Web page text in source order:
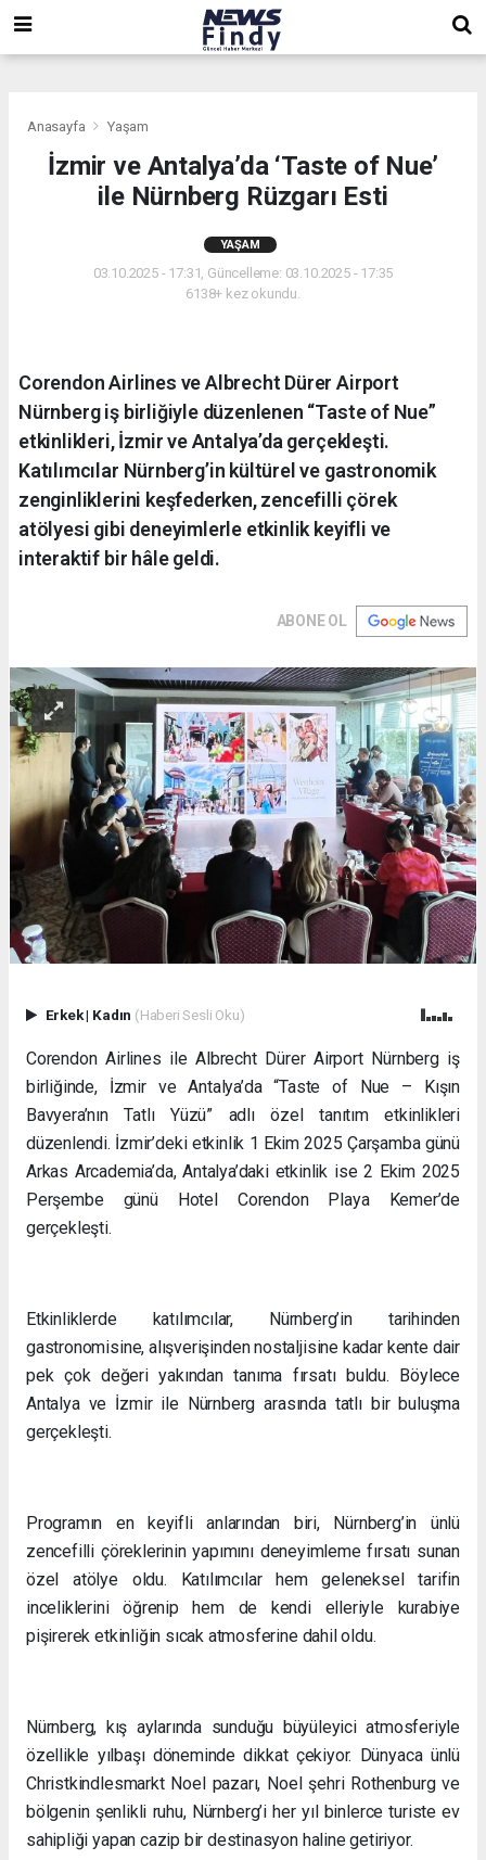
Anasayfa Yaşam
İzmir ve Antalya’da ‘Taste of Nue’
ile Nürnberg Rüzgarı Esti
YAŞAM
03.10.2025 - 17:31, Güncelleme: 03.10.2025 - 17:35
6138+ kez okundu.
Corendon Airlines ve Albrecht Dürer Airport
Nürnberg iş birliğiyle düzenlenen “Taste of Nue”
etkinlikleri, İzmir ve Antalya’da gerçekleşti.
Katılımcılar Nürnberg’in kültürel ve gastronomik
zenginliklerini keşfederken, zencefilli çörek
atölyesi gibi deneyimlerle etkinlik keyifli ve
interaktif bir hâle geldi.
ABONE OL
Erkek| Kadın (Haberi Sesli Oku)
Corendon Airlines ile Albrecht Dürer Airport Nürnberg iş
birliğinde, İzmir ve Antalya’da “Taste of Nue – Kışın
Bavyera’nın Tatlı Yüzü” adlı özel tanıtım etkinlikleri
düzenlendi. İzmir’deki etkinlik 1 Ekim 2025 Çarşamba günü
Arkas Arcademia’da, Antalya’daki etkinlik ise 2 Ekim 2025
Perşembe günü Hotel Corendon Playa Kemer’de
gerçekleşti.
Etkinliklerde katılımcılar, Nürnberg’in tarihinden
gastronomisine, alışverişinden nostaljisine kadar kente dair
pek çok değeri yakından tanıma fırsatı buldu. Böylece
Antalya ve İzmir ile Nürnberg arasında tatlı bir buluşma
gerçekleşti.
Programın en keyifli anlarından biri, Nürnberg’in ünlü
zencefilli çöreklerinin yapımını deneyimleme fırsatı sunan
özel atölye oldu. Katılımcılar hem geleneksel tarifin
inceliklerini öğrenip hem de kendi elleriyle kurabiye
pişirerek etkinliğin sıcak atmosferine dahil oldu.
Nürnberg, kış aylarında sunduğu büyüleyici atmosferiyle
özellikle yılbaşı döneminde dikkat çekiyor. Dünyaca ünlü
Christkindlesmarkt Noel pazarı, Noel şehri Rothenburg ve
bölgenin şenlikli ruhu, Nürnberg’i her yıl binlerce turiste ev
sahipliği yapan cazip bir destinasyon haline getiriyor.